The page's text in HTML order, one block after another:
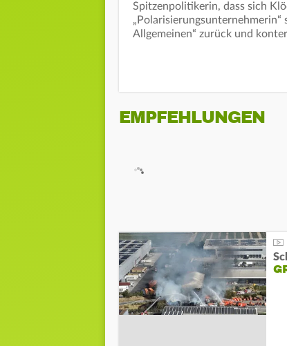
Spitzenpolitikerin, dass sich
Allgemeinen“ zurück und
EMPFEHLUNGEN